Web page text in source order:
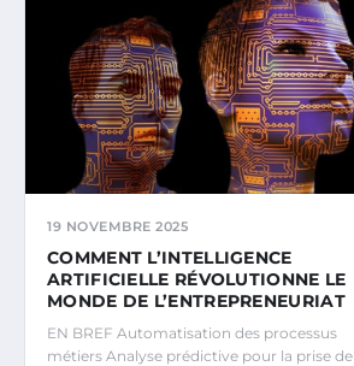
19 NOVEMBRE 2025
COMMENT L’INTELLIGENCE
ARTIFICIELLE RÉVOLUTIONNE LE
MONDE DE L’ENTREPRENEURIAT
EN BREF Automatisation des processus
métiers Analyse prédictive pour la prise de